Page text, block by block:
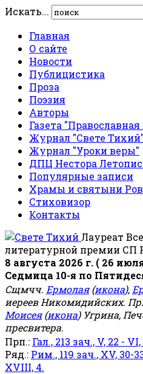
Искать...
Главная
О сайте
Новости
Публицистика
Проза
Поэзия
Авторы
Газета
Журнал "Свете Тихий"
Журнал "Уроки веры"
ДПЦ Нестора
Популярные записи
Храмы и святыни
Стиховизор
Контакты
Лауреат
литературной премии СП
8 августа 2026 г. ( 26
Седмица 10-я по
Сщмчч. Ермолая(икона),
иереев Никомидийских.
Моисея(икона) Угрина,
пресвитера.
Прп.: Гал., 213 зач., V, 22 - VI,
Ряд.: Рим., 119 зач., XV, 30-
XVIII, 4.